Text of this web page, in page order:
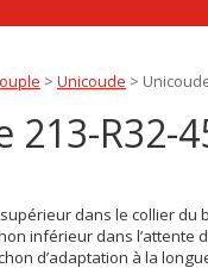
> Unicoude >
213-R32-
dans le collier du
inférieur dans l’attente
d’adaptation à la